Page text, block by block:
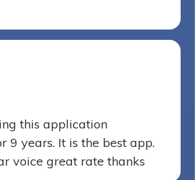
this application
9 years. It is the best app.
voice great rate thanks